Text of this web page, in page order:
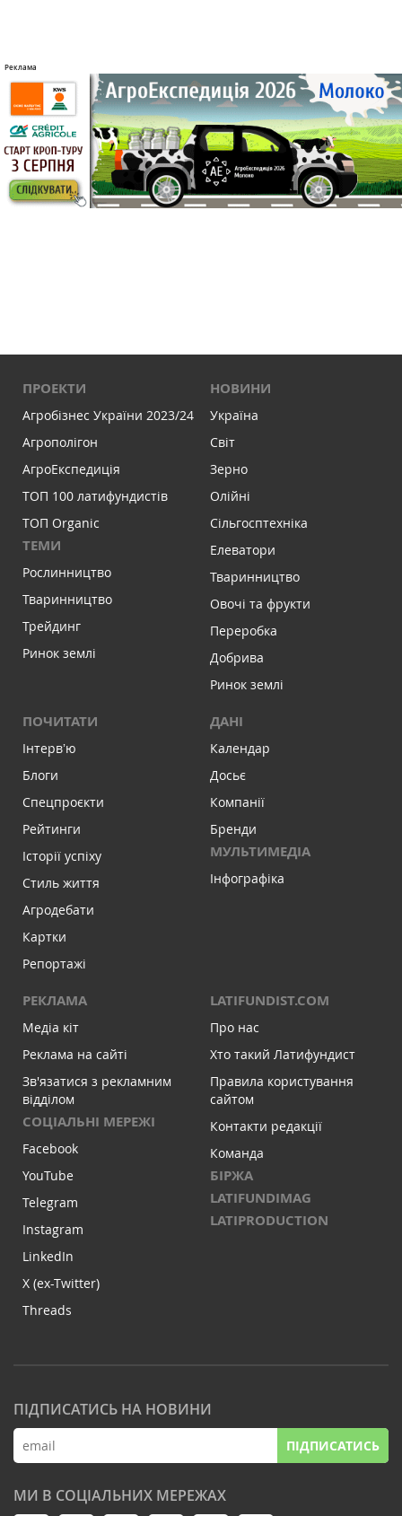
ПРОЕКТИ
Агробізнес України 2023/24
Агрополігон
АгроЕкспедиція
ТОП 100 латифундистів
ТОП Organic
ТЕМИ
Рослинництво
Тваринництво
Трейдинг
Ринок землі
НОВИНИ
Україна
Світ
Зерно
Олійні
Сільгосптехніка
Елеватори
Тваринництво
Овочі та фрукти
Переробка
Добрива
Ринок землі
ПОЧИТАТИ
Інтервʼю
Блоги
Спецпроєкти
Рейтинги
Історії успіху
Стиль життя
Агродебати
Картки
Репортажі
ДАНІ
Календар
Досьє
Компанії
Бренди
МУЛЬТИМЕДІА
Інфографіка
РЕКЛАМА
Медіа кіт
Реклама на сайті
Зв'язатися з рекламним
відділом
СОЦІАЛЬНІ МЕРЕЖІ
Facebook
YouTube
Telegram
Instagram
LinkedIn
X (ex-Twitter)
Threads
LATIFUNDIST.COM
Про нас
Хто такий Латифундист
Правила користування
сайтом
Контакти редакції
Команда
БІРЖА
LATIFUNDIMAG
LATIPRODUCTION
ПІДПИСАТИСЬ НА НОВИНИ
ПІДПИСАТИСЬ
МИ В СОЦІАЛЬНИХ МЕРЕЖАХ